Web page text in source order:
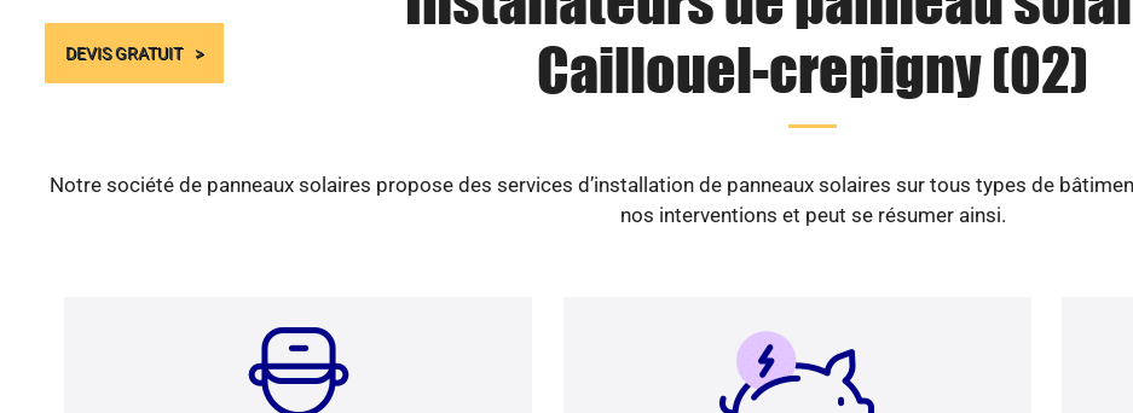
DEVIS GRATUIT
Caillouel-crepigny (02)
Notre société de panneaux solaires propose des services d’installation de panneaux solaires sur tous types de
nos interventions et peut se résumer ainsi.